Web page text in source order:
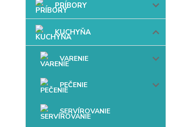
PRÍBORY
KUCHYŇA
VARENIE
PEČENIE
SERVÍROVANIE